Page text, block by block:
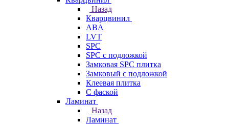
Назад
Кварцвинил
ABA
LVT
SPC
SPC с подложкой
Замковая SPC плитка
Замковый с подложкой
Клеевая плитка
С фаской
Ламинат
Назад
Ламинат